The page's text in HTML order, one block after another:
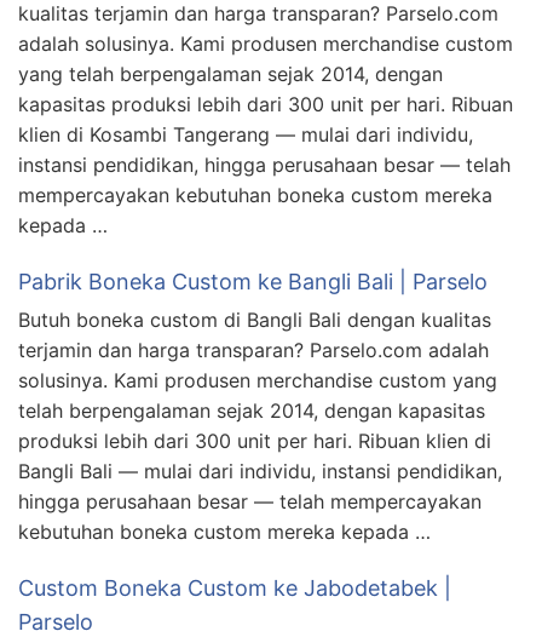
kualitas terjamin dan harga transparan? Parselo.com
adalah solusinya. Kami produsen merchandise custom
yang telah berpengalaman sejak 2014, dengan
kapasitas produksi lebih dari 300 unit per hari. Ribuan
klien di Kosambi Tangerang — mulai dari individu,
instansi pendidikan, hingga perusahaan besar — telah
mempercayakan kebutuhan boneka custom mereka
kepada …
Pabrik Boneka Custom ke Bangli Bali | Parselo
Butuh boneka custom di Bangli Bali dengan kualitas
terjamin dan harga transparan? Parselo.com adalah
solusinya. Kami produsen merchandise custom yang
telah berpengalaman sejak 2014, dengan kapasitas
produksi lebih dari 300 unit per hari. Ribuan klien di
Bangli Bali — mulai dari individu, instansi pendidikan,
hingga perusahaan besar — telah mempercayakan
kebutuhan boneka custom mereka kepada …
Custom Boneka Custom ke Jabodetabek |
Parselo